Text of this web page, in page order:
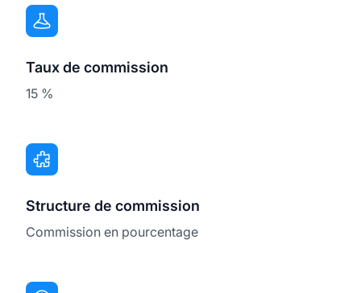
Taux de commission
15 %
Structure de commission
Commission en pourcentage